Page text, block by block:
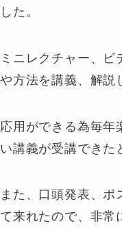
した。
ミニレクチャー、
や方法を講義、解説
応用ができる為毎
い講義が受講できた
また、口頭発表、ポ
て来れたので、非常